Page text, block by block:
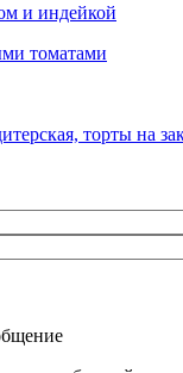
и индейкой
томатами